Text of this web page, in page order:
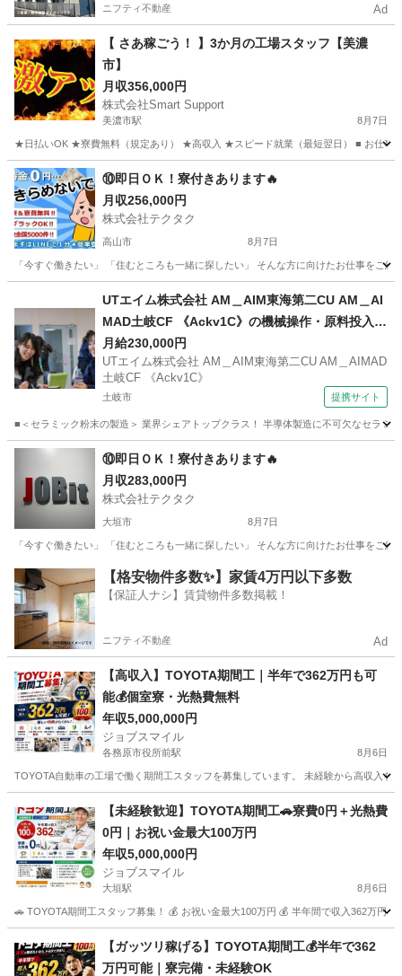
ニフティ不動産 Ad
【 さあ稼ごう！ 】3か月の工場スタッフ【美濃
市】
月収356,000円
株式会社Smart Support
美濃市駅 8月7日
★日払いOK ★寮費無料（規定あり） ★高収入 ★スピード就業（最短翌日） ■ お仕事
岐阜 美濃市 美濃市駅 工場 未経験
⑩即日ＯＫ！寮付きあります🔥
月収256,000円
株式会社テクタク
高山市 8月7日
「今すぐ働きたい」 「住むところも一緒に探したい」 そんな方に向けたお仕事をご
UTエイム株式会社 AM＿AIM東海第二CU AM＿AI
MAD土岐CF 《Ackv1C》の機械操作・原料投入・
加工・梱包・検査 【食堂・売店あり】
月給230,000円
UTエイム株式会社 AM＿AIM東海第二CU AM＿AIMAD
土岐CF 《Ackv1C》
土岐市 提携サイト
■＜セラミック粉末の製造＞ 業界シェアトップクラス！ 半導体製造に不可欠なセラミ
岐阜 土岐市 工場
⑩即日ＯＫ！寮付きあります🔥
月収283,000円
株式会社テクタク
大垣市 8月7日
「今すぐ働きたい」 「住むところも一緒に探したい」 そんな方に向けたお仕事をご
岐阜 大垣市 物流
【格安物件多数✨】家賃4万円以下多数
【保証人ナシ】賃貸物件多数掲載！
ニフティ不動産 Ad
【高収入】TOYOTA期間工｜半年で362万円も可
能💰個室寮・光熱費無料
年収5,000,000円
ジョブスマイル
各務原市役所前駅 8月6日
TOYOTA自動車の工場で働く期間工スタッフを募集しています。 未経験から
各務原市役所前駅 工場 未経験
【未経験歓迎】TOYOTA期間工🚗寮費0円＋光熱費
0円｜お祝い金最大100万円
年収5,000,000円
ジョブスマイル
大垣駅 8月6日
🚗 TOYOTA期間工スタッフ募集！ 💰 お祝い金最大100万円 💰 半年間で収入362万円
大垣駅 工場 未経験
【ガッツリ稼げる】TOYOTA期間工💰半年で362
万円可能｜寮完備・未経験OK